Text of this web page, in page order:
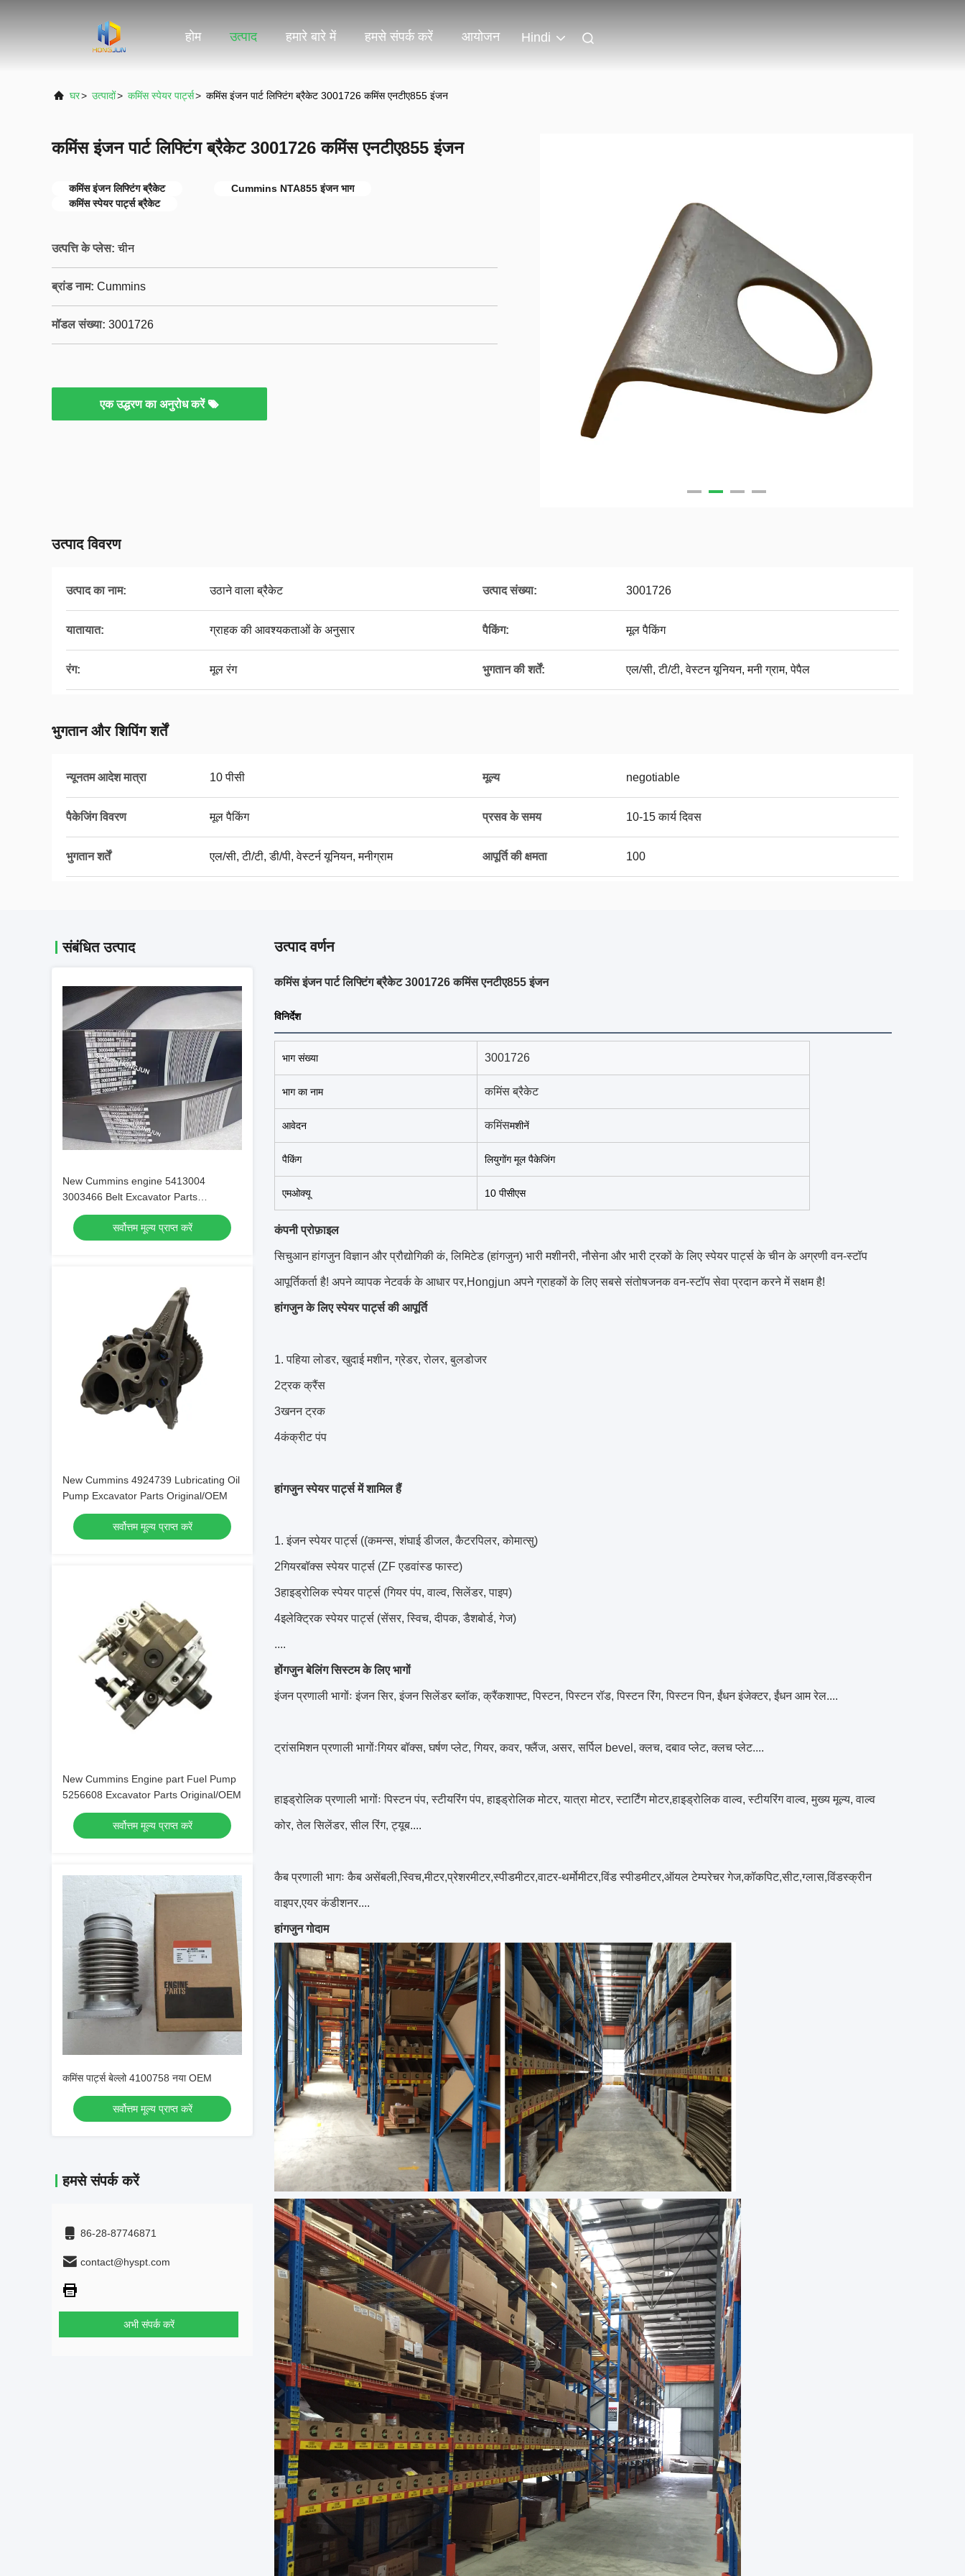
होम उत्पाद हमारे बारे में हमसे संपर्क करें आयोजन Hindi
घर> उत्पादों> कमिंस स्पेयर पार्ट्स> कमिंस इंजन पार्ट लिफ्टिंग ब्रैकेट 3001726 कमिंस एनटीए855 इंजन
कमिंस इंजन पार्ट लिफ्टिंग ब्रैकेट 3001726 कमिंस एनटीए855 इंजन
कमिंस इंजन लिफ्टिंग ब्रैकेट
Cummins NTA855 इंजन भाग
कमिंस स्पेयर पार्ट्स ब्रैकेट
उत्पत्ति के प्लेस: चीन
ब्रांड नाम: Cummins
मॉडल संख्या: 3001726
एक उद्धरण का अनुरोध करें
उत्पाद विवरण
उत्पाद का नाम: उठाने वाला ब्रैकेट उत्पाद संख्या: 3001726
यातायात: ग्राहक की आवश्यकताओं के अनुसार पैकिंग: मूल पैकिंग
रंग: मूल रंग भुगतान की शर्तें: एल/सी, टी/टी, वेस्टन यूनियन, मनी ग्राम, पेपैल
भुगतान और शिपिंग शर्तें
न्यूनतम आदेश मात्रा 10 पीसी मूल्य negotiable
पैकेजिंग विवरण मूल पैकिंग प्रसव के समय 10-15 कार्य दिवस
भुगतान शर्तें एल/सी, टी/टी, डी/पी, वेस्टर्न यूनियन, मनीग्राम आपूर्ति की क्षमता 100
संबंधित उत्पाद
New Cummins engine 5413004
3003466 Belt Excavator Parts
Original/OEM
सर्वोत्तम मूल्य प्राप्त करें
New Cummins 4924739 Lubricating Oil
Pump Excavator Parts Original/OEM
सर्वोत्तम मूल्य प्राप्त करें
New Cummins Engine part Fuel Pump
5256608 Excavator Parts Original/OEM
सर्वोत्तम मूल्य प्राप्त करें
कमिंस पार्ट्स बेल्लो 4100758 नया OEM
सर्वोत्तम मूल्य प्राप्त करें
हमसे संपर्क करें
86-28-87746871
contact@hyspt.com
अभी संपर्क करें
उत्पाद वर्णन
कमिंस इंजन पार्ट लिफ्टिंग ब्रैकेट 3001726 कमिंस एनटीए855 इंजन
विनिर्देश
भाग संख्या 3001726
भाग का नाम कमिंस ब्रैकेट
आवेदन कमिंसमशीनें
पैकिंग लियुगोंग मूल पैकेजिंग
एमओक्यू 10 पीसीएस
कंपनी प्रोफ़ाइल
सिचुआन हांगजुन विज्ञान और प्रौद्योगिकी कं, लिमिटेड (हांगजुन) भारी मशीनरी, नौसेना और भारी ट्रकों के लिए स्पेयर पार्ट्स के चीन के अग्रणी वन-स्टॉप
आपूर्तिकर्ता है! अपने व्यापक नेटवर्क के आधार पर,Hongjun अपने ग्राहकों के लिए सबसे संतोषजनक वन-स्टॉप सेवा प्रदान करने में सक्षम है!
हांगजुन के लिए स्पेयर पार्ट्स की आपूर्ति
1. पहिया लोडर, खुदाई मशीन, ग्रेडर, रोलर, बुलडोजर
2ट्रक क्रैंस
3खनन ट्रक
4कंक्रीट पंप
हांगजुन स्पेयर पार्ट्स में शामिल हैं
1. इंजन स्पेयर पार्ट्स ((कमन्स, शंघाई डीजल, कैटरपिलर, कोमात्सु)
2गियरबॉक्स स्पेयर पार्ट्स (ZF एडवांस्ड फास्ट)
3हाइड्रोलिक स्पेयर पार्ट्स (गियर पंप, वाल्व, सिलेंडर, पाइप)
4इलेक्ट्रिक स्पेयर पार्ट्स (सेंसर, स्विच, दीपक, डैशबोर्ड, गेज)
....
होंगजुन बेलिंग सिस्टम के लिए भागों
इंजन प्रणाली भागोंः इंजन सिर, इंजन सिलेंडर ब्लॉक, क्रैंकशाफ्ट, पिस्टन, पिस्टन रॉड, पिस्टन रिंग, पिस्टन पिन, ईंधन इंजेक्टर, ईंधन आम रेल....
ट्रांसमिशन प्रणाली भागोंःगियर बॉक्स, घर्षण प्लेट, गियर, कवर, फ्लैंज, असर, सर्पिल bevel, क्लच, दबाव प्लेट, क्लच प्लेट....
हाइड्रोलिक प्रणाली भागोंः पिस्टन पंप, स्टीयरिंग पंप, हाइड्रोलिक मोटर, यात्रा मोटर, स्टार्टिंग मोटर,हाइड्रोलिक वाल्व, स्टीयरिंग वाल्व, मुख्य मूल्य, वाल्व
कोर, तेल सिलेंडर, सील रिंग, ट्यूब....
कैब प्रणाली भागः कैब असेंबली,स्विच,मीटर,प्रेशरमीटर,स्पीडमीटर,वाटर-थर्मोमीटर,विंड स्पीडमीटर,ऑयल टेम्परेचर गेज,कॉकपिट,सीट,ग्लास,विंडस्क्रीन
वाइपर,एयर कंडीशनर....
हांगजुन गोदाम